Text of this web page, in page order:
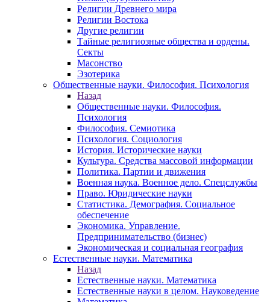
Религии Древнего мира
Религии Востока
Другие религии
Тайные религиозные общества и ордены.
Секты
Масонство
Эзотерика
Общественные науки. Философия. Психология
Назад
Общественные науки. Философия.
Психология
Философия. Семиотика
Психология. Социология
История. Исторические науки
Культура. Средства массовой информации
Политика. Партии и движения
Военная наука. Военное дело. Спецслужбы
Право. Юридические науки
Статистика. Демография. Социальное
обеспечение
Экономика. Управление.
Предпринимательство (бизнес)
Экономическая и социальная география
Естественные науки. Математика
Назад
Естественные науки. Математика
Естественные науки в целом. Науковедение